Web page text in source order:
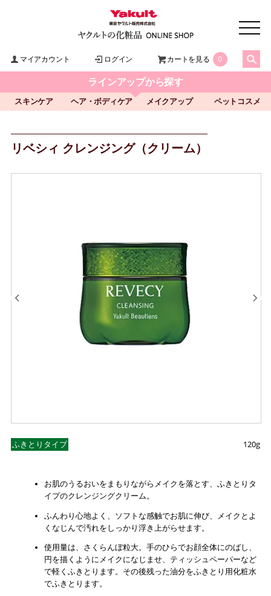
マイアカウント ログイン カートを見る 0
ラインアップから探す
スキンケア ヘア・ボディケア メイクアップ ペットコスメ
リベシィ クレンジング（クリーム）
120g
ふきとりタイプ
お肌のうるおいをまもりながらメイクを落とす、ふきとりタ
イプのクレンジングクリーム。
ふんわり心地よく、ソフトな感触でお肌に伸び、メイクとよ
くなじんで汚れをしっかり浮き上がらせます。
使用量は、さくらんぼ粒大。手のひらでお顔全体にのばし、
円を描くようにメイクになじませ、ティッシュペーパーなど
で軽くふきとります。その後残った油分をふきとり用化粧水
でふきとります。